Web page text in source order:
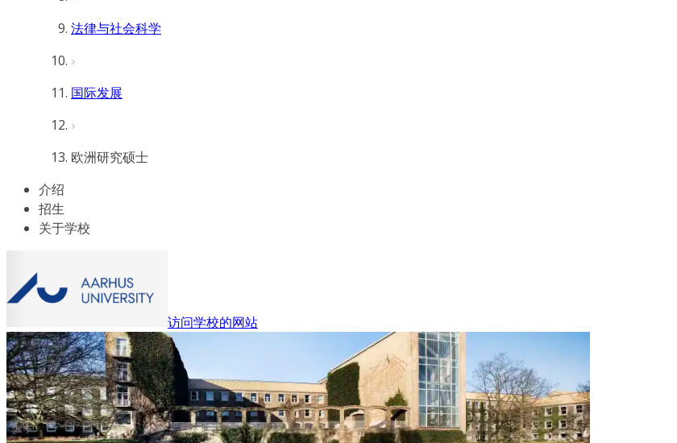
法律与社会科学
国际发展
欧洲研究硕士
介绍
招生
关于学校
访问学校的网站